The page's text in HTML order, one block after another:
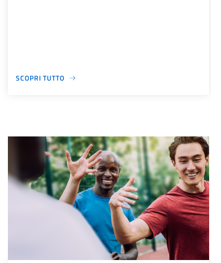
SCOPRI TUTTO